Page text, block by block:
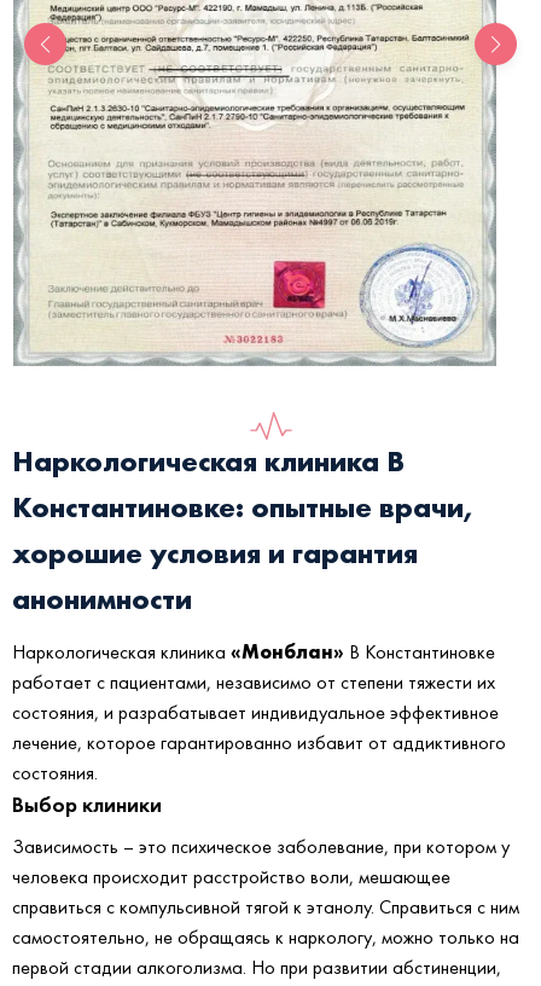
Наркологическая клиника В
Константиновке: опытные врачи,
хорошие условия и гарантия
анонимности
Наркологическая клиника «Монблан» В Константиновке
работает с пациентами, независимо от степени тяжести их
состояния, и разрабатывает индивидуальное эффективное
лечение, которое гарантированно избавит от аддиктивного
состояния.
Выбор клиники
Зависимость – это психическое заболевание, при котором у
человека происходит расстройство воли, мешающее
справиться с компульсивной тягой к этанолу. Справиться с ним
самостоятельно, не обращаясь к наркологу, можно только на
первой стадии алкоголизма. Но при развитии абстиненции,